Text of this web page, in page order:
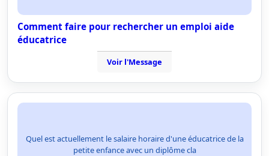
Comment faire pour rechercher un emploi aide
éducatrice
Voir l'Message
Quel est actuellement le salaire horaire d'une éducatrice de la
petite enfance avec un diplôme cla